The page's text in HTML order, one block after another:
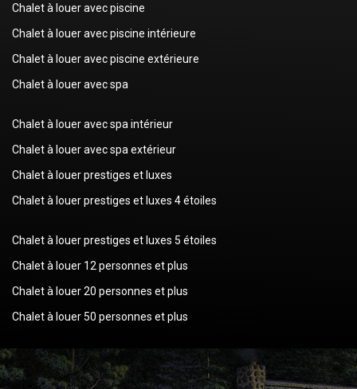
Chalet à louer avec piscine
Chalet à louer avec piscine intérieure
Chalet à louer avec piscine extérieure
Chalet à louer avec spa
Chalet à louer avec spa intérieur
Chalet à louer avec spa extérieur
Chalet à louer prestiges et luxes
Chalet à louer prestiges et luxes 4 étoiles
Chalet à louer prestiges et luxes 5 étoiles
Chalet à louer 12 personnes et plus
Chalet à louer 20 personnes et plus
Chalet à louer 50 personnes et plus